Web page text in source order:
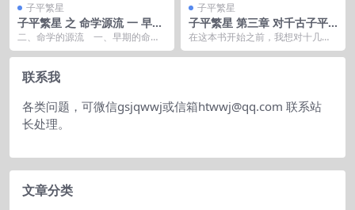
子平繁星
子平繁星 之 命学源流 一 早期
的命学
二、命学的源流 一、早期的命学
这里我们不叫子平了，叫命学，是
因为子平是命...
子平繁星
子平繁星 第三章 对千古子平
的修订和再次思考
在这本书开始之前，我想对十几年
前我写的千古子平一书，做一个总
结。我当时大概在20...
联系我
各类问题，可微信gsjqwwj或信箱htwwj@qq.com 联系站
长处理。
文章分类